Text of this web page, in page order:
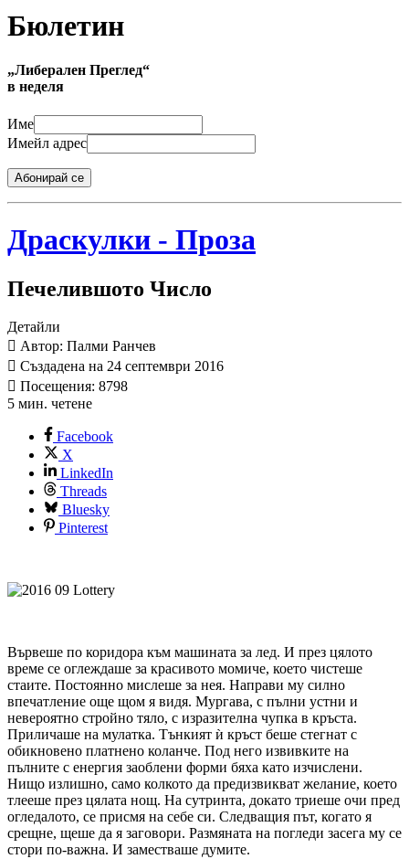
Бюлетин
„Либерален Преглед“
в неделя
Име
Имейл адрес
Абонирай се
Драскулки - Проза
Печелившото Число
Детайли
Автор: Палми Ранчев
Създадена на 24 септември 2016
Посещения: 8798
5 мин. четене
Facebook
X
LinkedIn
Threads
Bluesky
Pinterest
Вървеше по коридора към машината за лед. И през цялото
време се оглеждаше за красивото момиче, което чистеше
стаите. Постоянно мислеше за нея. Направи му силно
впечатление още щом я видя. Мургава, с пълни устни и
невероятно стройно тяло, с изразителна чупка в кръста.
Приличаше на мулатка. Тънкият ѝ кръст беше стегнат с
обикновено платнено коланче. Под него извивките на
пълните с енергия заоблени форми бяха като изчислени.
Нищо излишно, само колкото да предизвикват желание, което
тлееше през цялата нощ. На сутринта, докато триеше очи пред
огледалото, се присмя на себе си. Следващия път, когато я
срещне, щеше да я заговори. Размяната на погледи засега му се
стори по-важна. И заместваше думите.